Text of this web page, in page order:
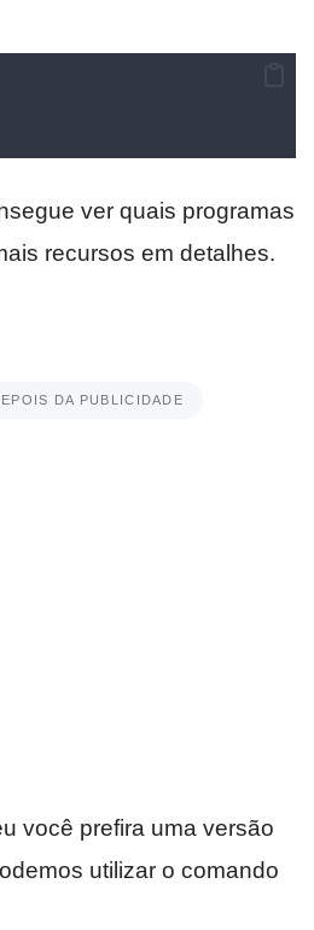
ver quais programas
recursos em detalhes.
DA PUBLICIDADE
você prefira uma versão
utilizar o comando